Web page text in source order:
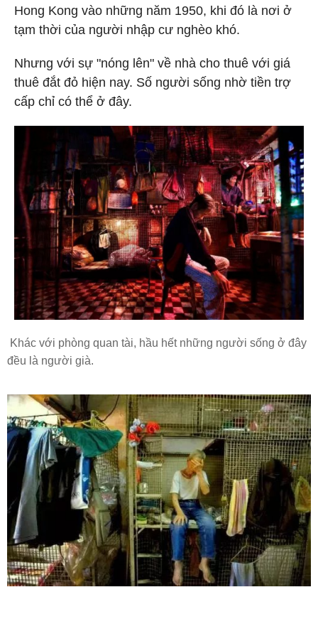
Hong Kong vào những năm 1950, khi đó là nơi ở
tạm thời của người nhập cư nghèo khó.
Nhưng với sự "nóng lên" về nhà cho thuê với giá
thuê đắt đỏ hiện nay. Số người sống nhờ tiền trợ
cấp chỉ có thể ở đây.
Khác với phòng quan tài, hầu hết những người sống ở đây
đều là người già.